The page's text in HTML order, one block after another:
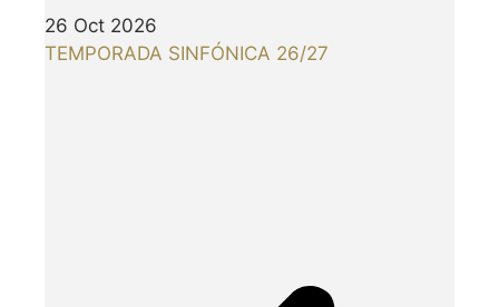
26 Oct 2026
TEMPORADA SINFÓNICA 26/27